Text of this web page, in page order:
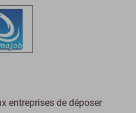
entreprises de déposer